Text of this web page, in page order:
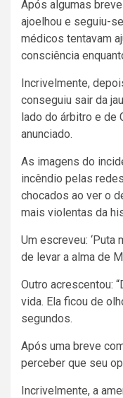
Após algumas
ajoelhou e seguiu-
médicos tentavam
consciência
Incrivelmente,
conseguiu sair da
lado do árbitro e de
anunciado.
As imagens do
incêndio pelas
chocados ao ver o
mais violentas da
Um escreveu: ‘Puta
de levar a alma de
Outro acrescentou:
vida. Ela ficou de
segundos.
Após uma breve
perceber que seu
Incrivelmente, a